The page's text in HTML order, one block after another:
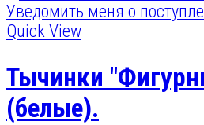
Уведомить меня о
Quick View
Тычинки
(белые).